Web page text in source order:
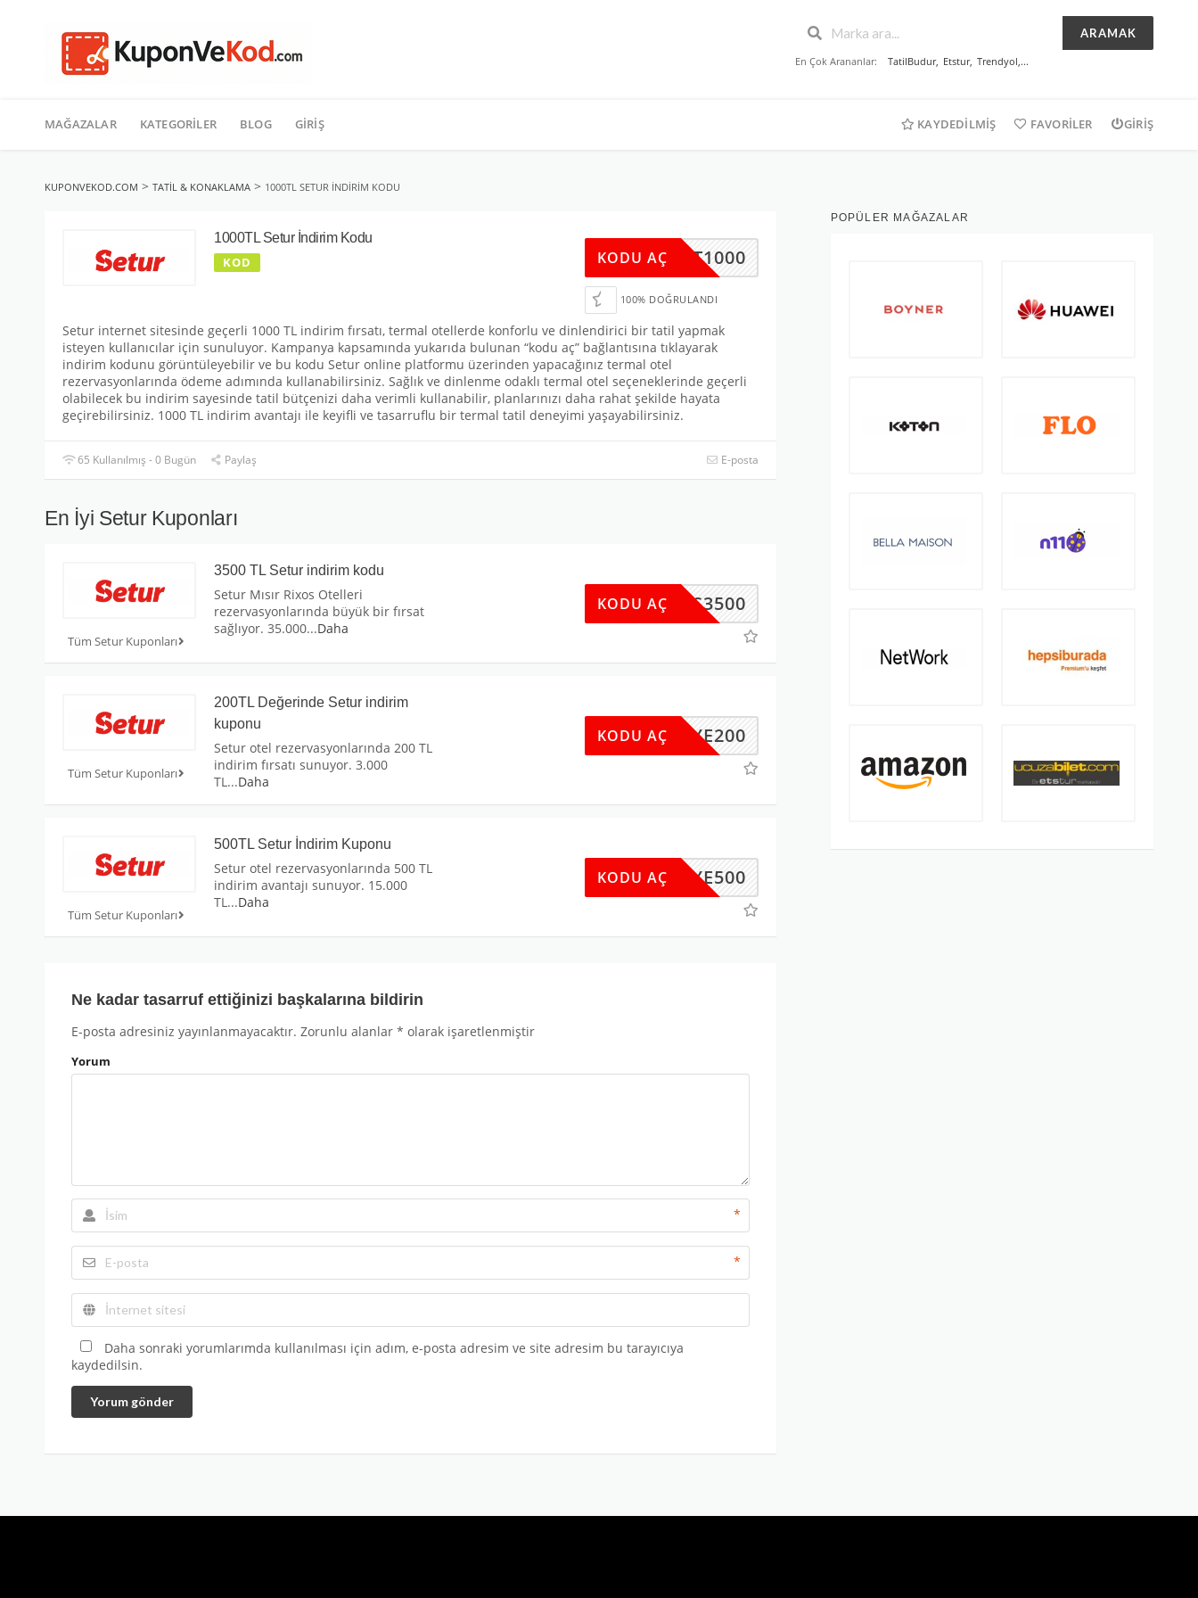
ARAMAK
En Çok Arananlar: TatilBudur, Etstur, Trendyol,...
geç
MAĞAZALAR KATEGORILER BLOG GIRIŞ KAYDEDILMIŞ FAVORILER GIRIŞ
KUPONVEKOD.COM > TATIL & KONAKLAMA > 1000TL SETUR İNDIRIM KODU
1000TL Setur İndirim Kodu
KOD RSAT1000
KODU AÇ
100% DOĞRULANDI
Setur internet sitesinde geçerli 1000 TL indirim fırsatı, termal otellerde konforlu ve dinlendirici bir tatil yapmak
isteyen kullanıcılar için sunuluyor. Kampanya kapsamında yukarıda bulunan “kodu aç” bağlantısına tıklayarak
indirim kodunu görüntüleyebilir ve bu kodu Setur online platformu üzerinden yapacağınız termal otel
rezervasyonlarında ödeme adımında kullanabilirsiniz. Sağlık ve dinlenme odaklı termal otel seçeneklerinde geçerli
olabilecek bu indirim sayesinde tatil bütçenizi daha verimli kullanabilir, planlarınızı daha rahat şekilde hayata
geçirebilirsiniz. 1000 TL indirim avantajı ile keyifli ve tasarruflu bir termal tatil deneyimi yaşayabilirsiniz.
65 Kullanılmış - 0 Bugün Paylaş E-posta
En İyi Setur Kuponları
Tüm Setur Kuponları
3500 TL Setur indirim kodu
Setur Mısır Rixos Otelleri
rezervasyonlarında büyük bir fırsat
sağlıyor. 35.000...Daha
IXOS3500
KODU AÇ
Tüm Setur Kuponları
200TL Değerinde Setur indirim
kuponu
Setur otel rezervasyonlarında 200 TL
indirim fırsatı sunuyor. 3.000
TL...Daha
UYE200
KODU AÇ
Tüm Setur Kuponları
500TL Setur İndirim Kuponu
Setur otel rezervasyonlarında 500 TL
indirim avantajı sunuyor. 15.000
TL...Daha
UYE500
KODU AÇ
Ne kadar tasarruf ettiğinizi başkalarına bildirin
E-posta adresiniz yayınlanmayacaktır. Zorunlu alanlar * olarak işaretlenmiştir
Yorum
*
*
Daha sonraki yorumlarımda kullanılması için adım, e-posta adresim ve site adresim bu tarayıcıya
kaydedilsin.
Yorum gönder
POPÜLER MAĞAZALAR